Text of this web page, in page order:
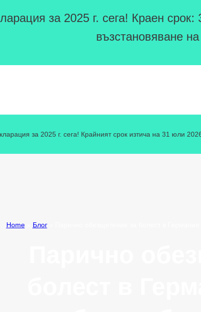
за 2025 г. сега! Краен
възстановяване
за 2025 г. сега! Крайният срок изтича на 31 юли
Home» Блог»